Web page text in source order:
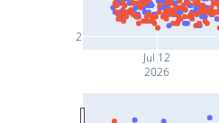
Jul 12
2026
2